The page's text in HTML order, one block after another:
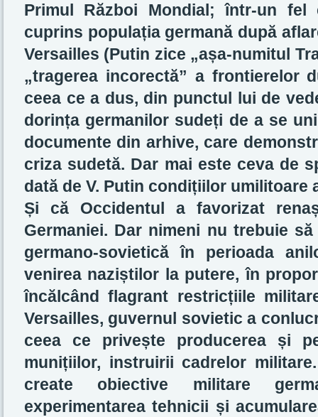
Primul Război Mondial; într-un
cuprins populația germană după
Versailles (Putin zice „așa-numitul
„tragerea incorectă” a frontierelor
ceea ce a dus, din punctul lui de
dorința germanilor sudeți de a se
documente din arhive, care
criza sudetă. Dar mai este ceva de
dată de V. Putin condițiilor umilitoare
Și că Occidentul a favorizat
Germaniei. Dar nimeni nu trebuie
germano-sovietică în perioada
venirea naziștilor la putere, în
încălcând flagrant restricțiile
Versailles, guvernul sovietic a
ceea ce privește producerea și
munițiilor, instruirii cadrelor
create obiective militare
experimentarea tehnicii și